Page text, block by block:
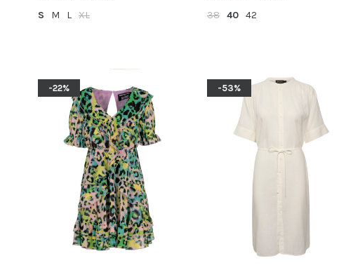
S
M L XL
38 40 42
-22% -53%